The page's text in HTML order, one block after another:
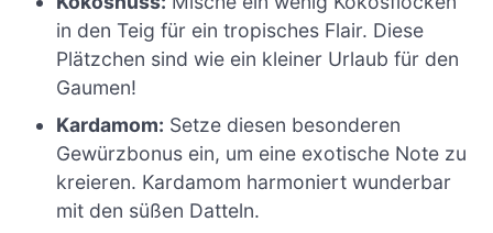
in den Teig für ein tropisches Flair. Diese
Plätzchen sind wie ein kleiner Urlaub für den
Gaumen!
Kardamom: Setze diesen besonderen
Gewürzbonus ein, um eine exotische Note zu
kreieren. Kardamom harmoniert wunderbar
mit den süßen Datteln.